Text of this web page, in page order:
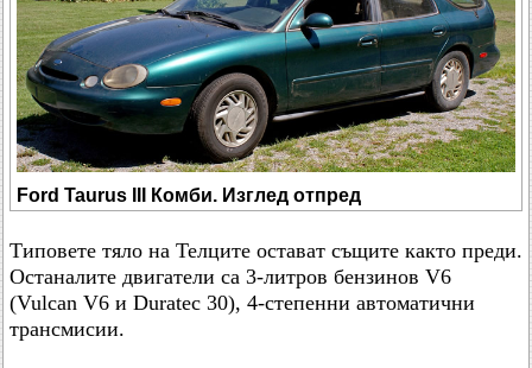
Ford Taurus III Комби. Изглед отпред
Типовете тяло на Телците остават същите както преди.
Останалите двигатели са 3-литров бензинов V6
(Vulcan V6 и Duratec 30), 4-степенни автоматични
трансмисии.